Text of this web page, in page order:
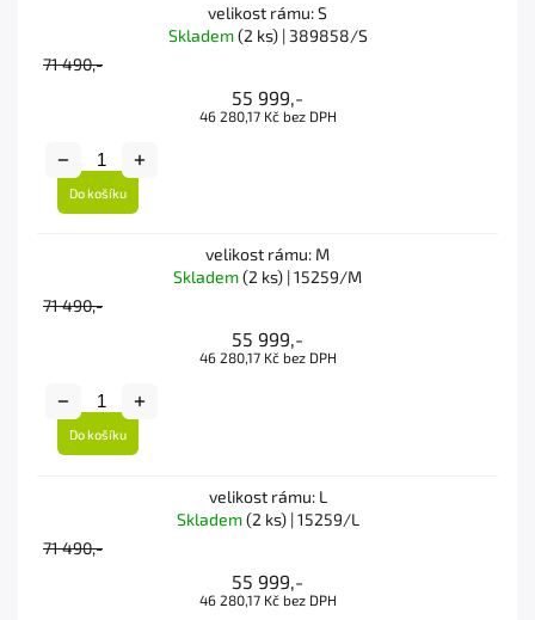
velikost rámu: S
Skladem(2 ks)| 389858/S
71 490,-
55 999,-
46 280,17 Kč bez DPH
Do košíku
velikost rámu: M
Skladem(2 ks) | 15259/M
71 490,-
55 999,-
46 280,17 Kč bez DPH
Do košíku
velikost rámu: L
Skladem(2 ks)| 15259/L
71 490,-
55 999,-
46 280,17 Kč bez DPH